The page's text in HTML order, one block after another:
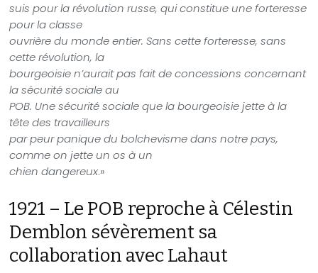
suis pour la révolution russe, qui constitue une forteresse
pour la classe
ouvrière du monde entier. Sans cette forteresse, sans
cette révolution, la
bourgeoisie n’aurait pas fait de concessions concernant
la sécurité sociale au
POB. Une sécurité sociale que la bourgeoisie jette à la
tête des travailleurs
par peur panique du bolchevisme dans notre pays,
comme on jette un os à un
chien dangereux.»
1921 – Le POB reproche à Célestin
Demblon sévèrement sa
collaboration avec Lahaut